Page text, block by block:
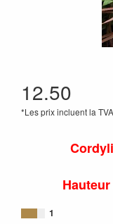
12.50
*Les prix incluent la TVA
1